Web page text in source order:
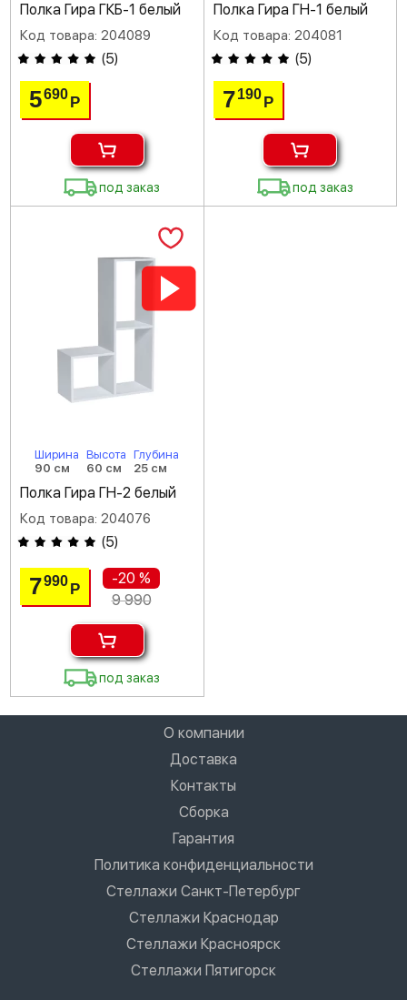
Полка Гира ГКБ-1 белый
Код товара: 204089
(5)
5690Р
под заказ
Полка Гира ГН-1 белый
Код товара: 204081
(5)
7 190 Р
под заказ
Ширина
90 см
Высота
60 см
Глубина
25 см
Полка Гира ГН-2 белый
Код товара: 204076
(5)
7990Р
-20 %
9 990
под заказ
О компании
Доставка
Контакты
Сборка
Гарантия
Политика конфиденциальности
Стеллажи Санкт-Петербург
Стеллажи Краснодар
Стеллажи Красноярск
Стеллажи Пятигорск